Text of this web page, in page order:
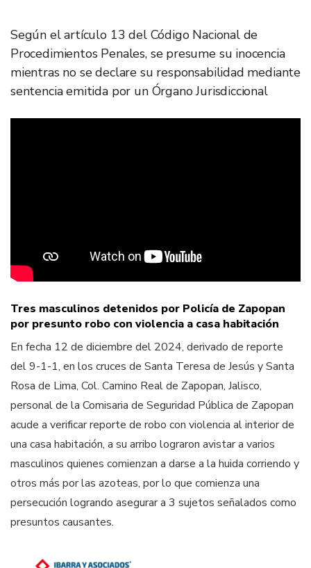
Según el artículo 13 del Código Nacional de
Procedimientos Penales, se presume su inocencia
mientras no se declare su responsabilidad mediante
sentencia emitida por un Órgano Jurisdiccional
Tres masculinos detenidos por Policía de Zapopan
por presunto robo con violencia a casa habitación
En fecha 12 de diciembre del 2024, derivado de reporte
del 9-1-1, en los cruces de Santa Teresa de Jesús y Santa
Rosa de Lima, Col. Camino Real de Zapopan, Jalisco,
personal de la Comisaria de Seguridad Pública de Zapopan
acude a verificar reporte de robo con violencia al interior de
una casa habitación, a su arribo lograron avistar a varios
masculinos quienes comienzan a darse a la huida corriendo y
otros más por las azoteas, por lo que comienza una
persecución logrando asegurar a 3 sujetos señalados como
presuntos causantes.